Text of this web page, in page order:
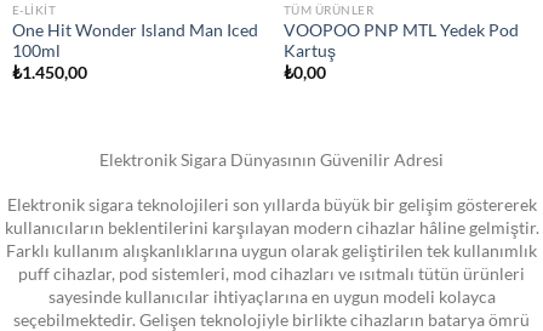
E-LIKIT
One Hit Wonder Island Man Iced
100ml
₺1.450,00
TÜM ÜRÜNLER
VOOPOO PNP MTL Yedek Pod
Kartuş
₺0,00
Elektronik Sigara Dünyasının Güvenilir Adresi
Elektronik sigara teknolojileri son yıllarda büyük bir gelişim göstererek
kullanıcıların beklentilerini karşılayan modern cihazlar hâline gelmiştir.
Farklı kullanım alışkanlıklarına uygun olarak geliştirilen tek kullanımlık
puff cihazlar, pod sistemleri, mod cihazları ve ısıtmalı tütün ürünleri
sayesinde kullanıcılar ihtiyaçlarına en uygun modeli kolayca
seçebilmektedir. Gelişen teknolojiyle birlikte cihazların batarya ömrü